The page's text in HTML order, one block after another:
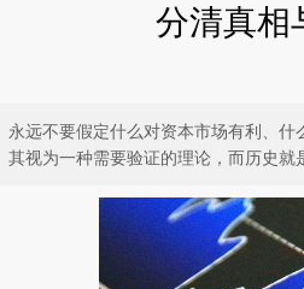
分清真相
永远不要假定什么对资本市场有利、什
其视为一种需要验证的理论，而历史就